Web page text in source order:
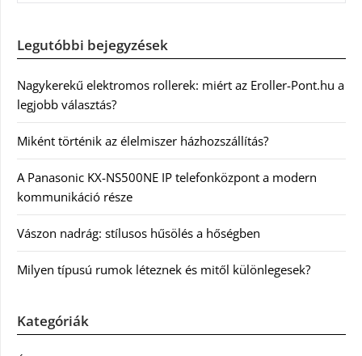
Legutóbbi bejegyzések
Nagykerekű elektromos rollerek: miért az Eroller-Pont.hu a
legjobb választás?
Miként történik az élelmiszer házhozszállítás?
A Panasonic KX-NS500NE IP telefonközpont a modern
kommunikáció része
Vászon nadrág: stílusos hűsölés a hőségben
Milyen típusú rumok léteznek és mitől különlegesek?
Kategóriák